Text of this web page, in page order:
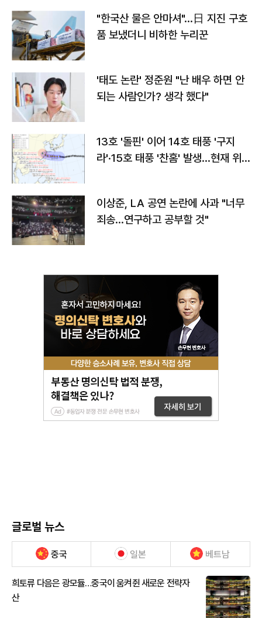
"한국산 물은 안마셔"…日 지진 구호
품 보냈더니 비하한 누리꾼
'태도 논란' 정준원 "난 배우 하면 안
되는 사람인가? 생각 했다"
13호 '돌핀' 이어 14호 태풍 '구지
라'·15호 태풍 '찬홈' 발생…현재 위
이상준, LA 공연 논란에 사과 "너무
죄송…연구하고 공부할 것"
글로벌 뉴스
중국 일본 베트남
희토류 다음은 광모듈…중국이 움켜쥔 새로운 전략자
산